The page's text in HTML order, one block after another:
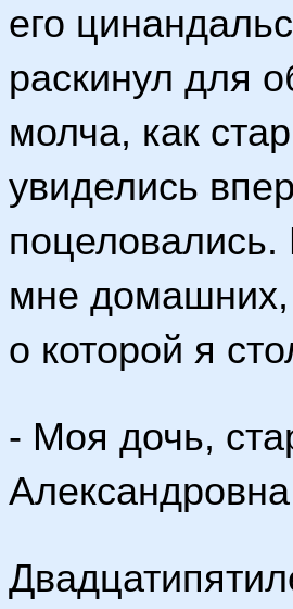
его
раскинул для
молча, как
увиделись
мне
о которой я
- Моя дочь,